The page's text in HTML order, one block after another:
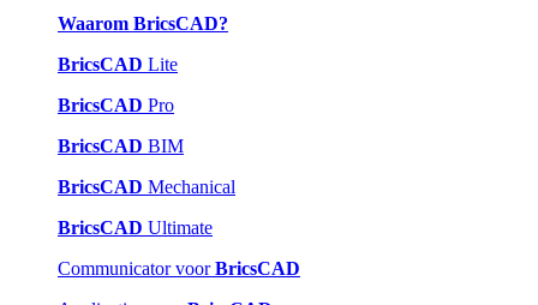
Waarom BricsCAD?
BricsCAD Lite
BricsCAD Pro
BricsCAD BIM
BricsCAD Mechanical
BricsCAD Ultimate
Communicator voorBricsCAD